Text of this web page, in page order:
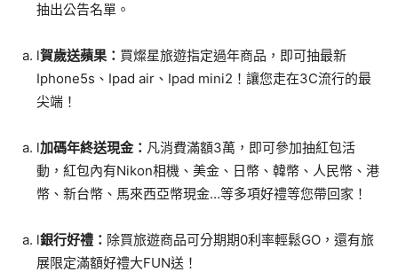
抽出公告名單。
l賀歲送蘋果： 買燦星旅遊指定過年商品，即可抽最新
Iphone5s、Ipad air、Ipad mini2！讓您走在3C流行的最
尖端！
l加碼年終送現金： 凡消費滿額3萬，即可參加抽紅包活
動，紅包內有Nikon相機、美金、日幣、韓幣、人民幣、港
幣、新台幣、馬來西亞幣現金…等多項好禮等您帶回家！
l銀行好禮： 除買旅遊商品可分期期0利率輕鬆GO，還有旅
展限定滿額好禮大FUN送！